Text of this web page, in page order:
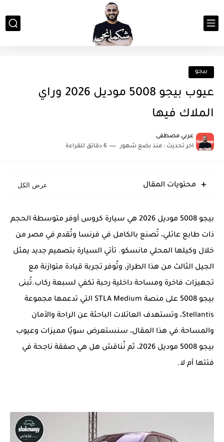
بيجو
عيوب بيجو 5008 موديل 2026 وراي
الملاك فيها
عربي مصطفى
اخر تحديث : منذ بضع شهور 6 دقائق للقراءة
محتويات المقال
بيجو 5008 موديل 2026 هي سيارة كروس أوفر متوسطة الحجم
ذات طابع عائلي، تُصنع بالكامل في فرنسا وتُقدم في مصر من
خلال وكيلها المحلي مانسكو. تأتي السيارة بتصميم جديد يمثل
الجيل الثالث من هذا الطراز، وتُوفر تجربة قيادة متوازنة مع
تجهيزات فاخرة ومساحة داخلية رحبة تكفي لسبعة ركاب.تُبنى
بيجو 5008 على منصة STLA Medium التي تدعمها مجموعة
Stellantis، وتستهدف العائلات الباحثة عن الراحة والأمان
والمساحة.في هذا المقال، سنستعرض سويًا مميزات وعيوب
بيجو 5008 موديل 2026، ثم نُناقش هل هي صفقة ناجحة في
فئتها أم لا.